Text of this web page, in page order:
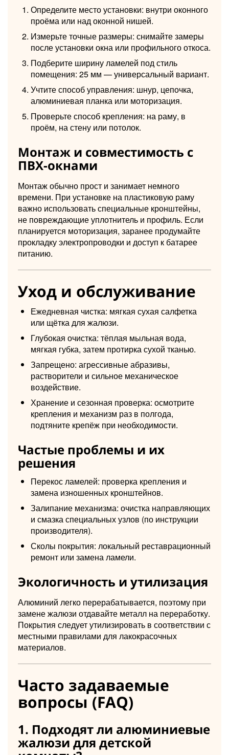
Определите место установки: внутри оконного
проёма или над оконной нишей.
Измерьте точные размеры: снимайте замеры
после установки окна или профильного откоса.
Подберите ширину ламелей под стиль
помещения: 25 мм — универсальный вариант.
Учтите способ управления: шнур, цепочка,
алюминиевая планка или моторизация.
Проверьте способ крепления: на раму, в
проём, на стену или потолок.
Монтаж и совместимость с
ПВХ-окнами
Монтаж обычно прост и занимает немного
времени. При установке на пластиковую раму
важно использовать специальные кронштейны,
не повреждающие уплотнитель и профиль. Если
планируется моторизация, заранее продумайте
прокладку электропроводки и доступ к батарее
питанию.
Уход и обслуживание
Ежедневная чистка: мягкая сухая салфетка
или щётка для жалюзи.
Глубокая очистка: тёплая мыльная вода,
мягкая губка, затем протирка сухой тканью.
Запрещено: агрессивные абразивы,
растворители и сильное механическое
воздействие.
Хранение и сезонная проверка: осмотрите
крепления и механизм раз в полгода,
подтяните крепёж при необходимости.
Частые проблемы и их
решения
Перекос ламелей: проверка крепления и
замена изношенных кронштейнов.
Залипание механизма: очистка направляющих
и смазка специальных узлов (по инструкции
производителя).
Сколы покрытия: локальный реставрационный
ремонт или замена ламели.
Экологичность и утилизация
Алюминий легко перерабатывается, поэтому при
замене жалюзи отдавайте металл на переработку.
Покрытия следует утилизировать в соответствии с
местными правилами для лакокрасочных
материалов.
Часто задаваемые
вопросы (FAQ)
1. Подходят ли алюминиевые
жалюзи для детской